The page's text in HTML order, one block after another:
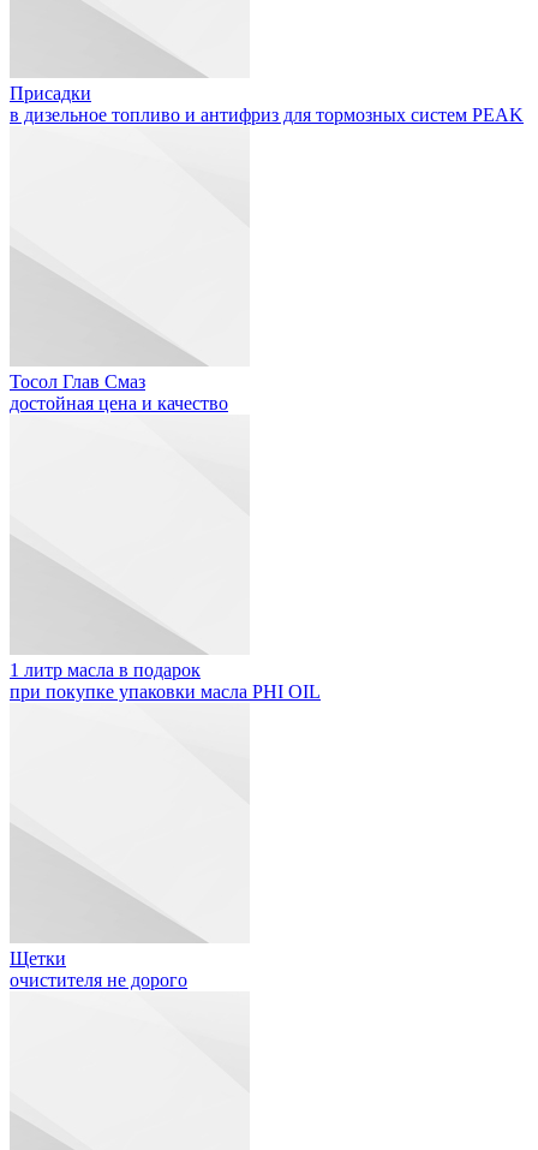
Присадки
в дизельное топливо и антифриз для тормозных систем PEAK
Тосол Глав Смаз
достойная цена и качество
1 литр масла в подарок
при покупке упаковки масла PHI OIL
Щетки
очистителя не дорого